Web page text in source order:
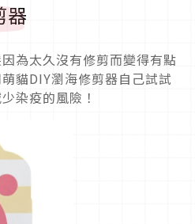
器
為太久沒有修剪而變得有點
貓DIY瀏海修剪器自己試試
染疫的風險！